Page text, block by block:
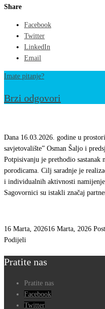
Share
Facebook
Twitter
LinkedIn
Email
Imate pitanje?
Brzi odgovori
Protokol
o
saradnji
sa
Udruženjem
BiH”
Dana 16.03.2026. godine u
savjetovalište” Osman Šaljo i
Potpisivanju je prethodio
porodicama. Cilj saradnje je
i individualnih aktivnosti
Sagovornici su istakli značaj
16 Marta, 202616 Marta, 2026
Podijeli
Pratite nas
Pratite nas
Facebook
Twitter